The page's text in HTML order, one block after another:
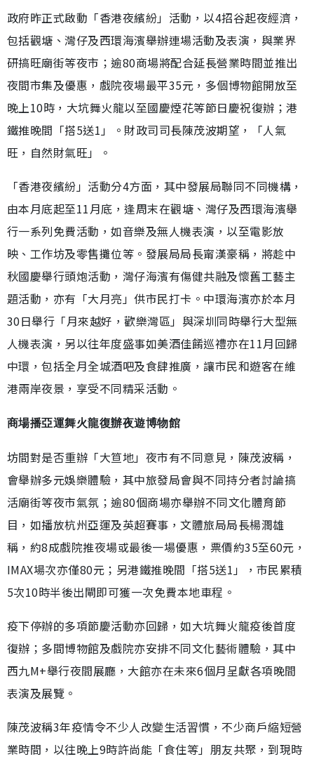
政府昨正式啟動「香港夜繽紛」活動，以4招谷起夜經濟，
包括觀塘、灣仔及西環海濱舉辦連場活動及表演，與業界
研搞旺廟街等夜市；逾80商場將配合延長營業時間並推出
夜間市集及優惠，戲院夜場最平35元，多個博物館開放至
晚上10時，大坑舞火龍以至國慶煙花等節日慶祝復辦；港
鐵推晚間「搭5送1」。財政司司長陳茂波期望，「人氣
旺，自然財氣旺」。
「香港夜繽紛」活動分4方面，其中發展局聯同不同機構，
由本月底起至11月底，逢周末在觀塘、灣仔及西環海濱舉
行一系列免費活動，如音樂及無人機表演，以至電影放
映、工作坊及零售攤位等。發展局局長甯漢豪稱，將趁中
秋國慶舉行頭炮活動，灣仔海濱有傷健共融及懷舊工藝主
題活動，亦有「大月亮」供市民打卡。中環海濱亦於本月
30日舉行「月來越好，歡樂灣區」與深圳同時舉行大型無
人機表演，另以往年度盛事如美酒佳餚巡禮亦在11月回歸
中環，包括全月全城酒吧及食肆推廣，讓市民和遊客在維
港兩岸夜景，享受不同精采活動。
商場播亞運舞火龍復辦夜遊博物館
坊間對是否重辦「大笪地」夜市有不同意見，陳茂波稱，
會舉辦多元娛樂體驗，其中旅發局會與不同持分者討論搞
活廟街等夜市氣氛；逾80個商場亦舉辦不同文化體育節
目，如播放杭州亞運及英超賽事，文體旅局局長楊潤雄
稱，約8成戲院推夜場或最後一場優惠，票價約35至60元，
IMAX場次亦僅80元；另港鐵推晚間「搭5送1」，市民累積
5次10時半後出閘即可獲一次免費本地車程。
疫下停辦的多項節慶活動亦回歸，如大坑舞火龍疫後首度
復辦；多間博物館及戲院亦安排不同文化藝術體驗，其中
西九M+舉行夜間展廳，大館亦在未來6個月呈獻各項晚間
表演及展覽。
陳茂波稱3年疫情令不少人改變生活習慣，不少商戶縮短營
業時間，以往晚上9時許尚能「食住等」朋友共聚，到現時